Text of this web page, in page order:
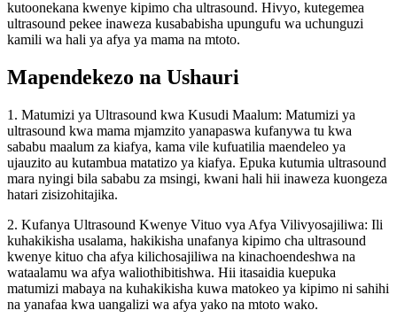
kutoonekana kwenye kipimo cha ultrasound. Hivyo, kutegemea
ultrasound pekee inaweza kusababisha upungufu wa uchunguzi
kamili wa hali ya afya ya mama na mtoto.
Mapendekezo na Ushauri
1. Matumizi ya Ultrasound kwa Kusudi Maalum: Matumizi ya
ultrasound kwa mama mjamzito yanapaswa kufanywa tu kwa
sababu maalum za kiafya, kama vile kufuatilia maendeleo ya
ujauzito au kutambua matatizo ya kiafya. Epuka kutumia ultrasound
mara nyingi bila sababu za msingi, kwani hali hii inaweza kuongeza
hatari zisizohitajika.
2. Kufanya Ultrasound Kwenye Vituo vya Afya Vilivyosajiliwa: Ili
kuhakikisha usalama, hakikisha unafanya kipimo cha ultrasound
kwenye kituo cha afya kilichosajiliwa na kinachoendeshwa na
wataalamu wa afya waliothibitishwa. Hii itasaidia kuepuka
matumizi mabaya na kuhakikisha kuwa matokeo ya kipimo ni sahihi
na yanafaa kwa uangalizi wa afya yako na mtoto wako.